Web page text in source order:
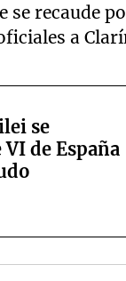
se recaude
a
se
de España